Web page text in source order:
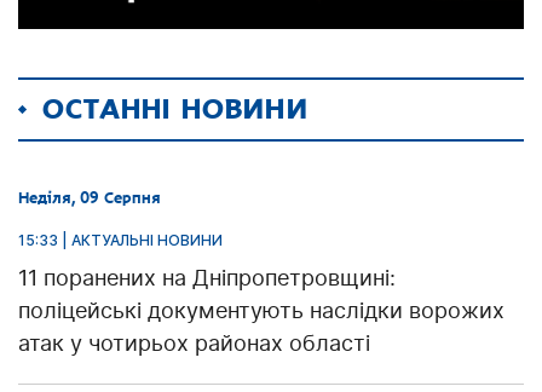
ОСТАННІ НОВИНИ
Неділя, 09 Серпня
15:33 | АКТУАЛЬНІ НОВИНИ
11 поранених на Дніпропетровщині:
поліцейські документують наслідки ворожих
атак у чотирьох районах області